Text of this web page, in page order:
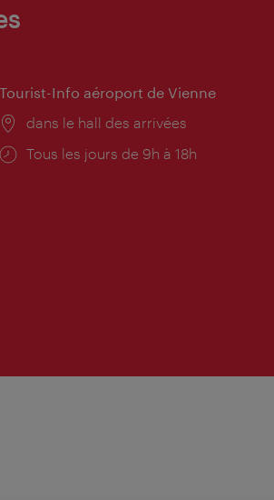
Tourist-Info aéroport de Vienne
Lieu:
dans le hall des arrivées
Horaires
Tous les jours de 9h à 18h